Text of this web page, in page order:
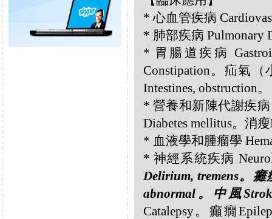
* 心血管疾病
* 肺部疾病 Pulmonary
* 胃腸道疾病
Constipation。疝氣
Intestines, obstruction。
* 營養和新陳代謝疾病
Diabetes mellitus。消
* 血液學和腫瘤學
* 神經系統疾病
Delirium, tremens。
abnormal。中風
Catalepsy。癲癇